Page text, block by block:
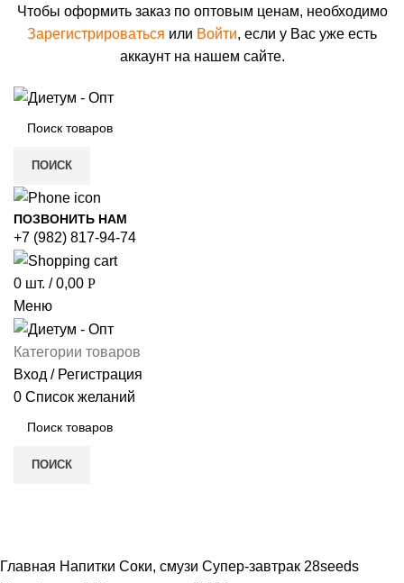
Чтобы оформить заказ по оптовым ценам, необходимо
Зарегистрироваться или Войти, если у Вас уже есть
аккаунт на нашем сайте.
ПОИСК
ПОЗВОНИТЬ НАМ
+7 (982) 817-94-74
0 шт. / 0,00 Р
Меню
Категории товаров
Вход / Регистрация
0 Список желаний
ПОИСК
Главная Напитки Соки, смузи Супер-завтрак 28seeds